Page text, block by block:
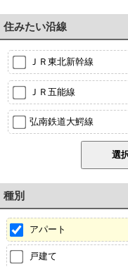
住みたい沿線
ＪＲ東北新幹線
ＪＲ五能線
弘南鉄道大鰐線
種別
アパート
戸建て